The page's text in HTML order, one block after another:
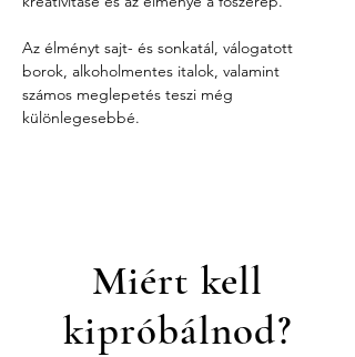
Az élményt sajt- és sonkatál, válogatott
borok, alkoholmentes italok, valamint
számos meglepetés teszi még
különlegesebbé.
Miért kell
kipróbálnod?